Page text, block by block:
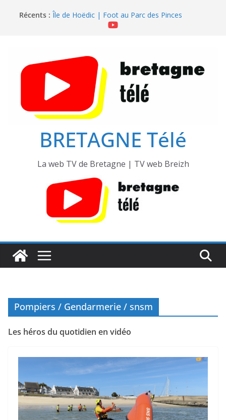
Récents : Île de Hoëdic | Dimanche le Jour du Zodiac
Île de Hoëdic | Foot au Parc des Pinces
Île de Hoëdic | Sensations Fortes en Open Skiff
BRETAGNE Télé
La web TV de Bretagne | TV web Breizh
Pompiers / Gendarmerie / snsm
Les héros du quotidien en vidéo